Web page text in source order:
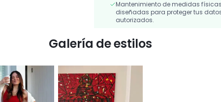
Mantenimiento de medidas
diseñadas para proteger tus
autorizados.
Galería de estilos